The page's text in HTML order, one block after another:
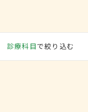
診療科目で絞り込む